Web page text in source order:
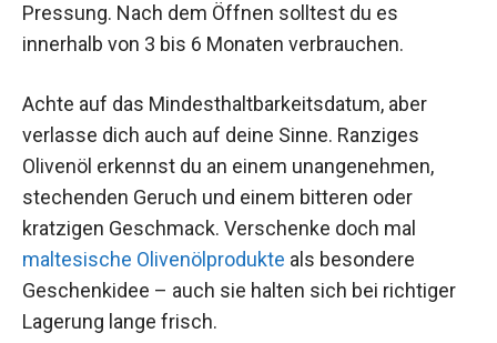
Pressung. Nach dem Öffnen solltest du es
innerhalb von 3 bis 6 Monaten verbrauchen.
Achte auf das Mindesthaltbarkeitsdatum, aber
verlasse dich auch auf deine Sinne. Ranziges
Olivenöl erkennst du an einem unangenehmen,
stechenden Geruch und einem bitteren oder
kratzigen Geschmack. Verschenke doch mal
maltesische Olivenölprodukte als besondere
Geschenkidee – auch sie halten sich bei richtiger
Lagerung lange frisch.